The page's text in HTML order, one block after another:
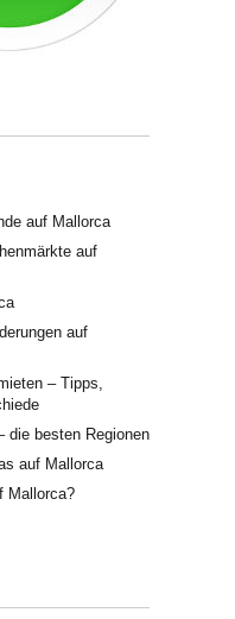
auf Mallorca
auf
auf
– Tipps,
die besten Regionen
auf Mallorca
Mallorca?